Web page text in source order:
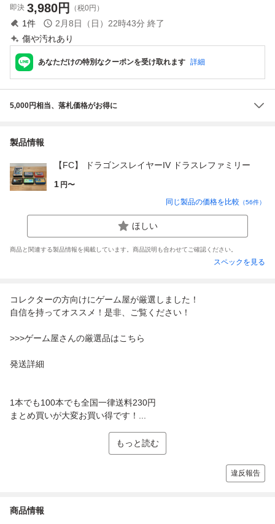
即決 3,980円 （税0円）
1件 2月8日（日）22時43分 終了
傷や汚れあり
あなただけの特別なクーポンを受け取れます 詳細
5,000円相当、落札価格がお得に
製品情報
【FC】 ドラゴンスレイヤーIV ドラスレファミリー
1 円〜
同じ製品の価格を比較 （56件）
ほしい
商品と関連する製品情報を掲載しています。商品説明も合わせてご確認ください。
スペックを見る
コレクターの方向けにゲーム屋が厳選しました！
自信を持ってオススメ！是非、ご覧ください！
>>>ゲーム屋さんの厳選品はこちら
発送詳細
1本でも100本でも全国一律送料230円
まとめ買いが大変お買い得です！...
もっと読む
違反報告
商品情報